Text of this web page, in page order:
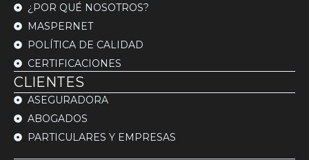
¿POR QUÉ NOSOTROS?
MASPERNET
POLÍTICA DE CALIDAD
CERTIFICACIONES
CLIENTES
ASEGURADORA
ABOGADOS
PARTICULARES Y EMPRESAS